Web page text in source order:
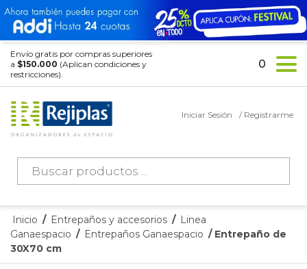
Envío gratis por compras superiores
a $150.000 (Aplican condiciones y
restricciones).
Búsqueda
productos
Iniciar Sesión / Registrarme
0
Inicio / Entrepaños y accesorios / Linea
Ganaespacio / Entrepaños Ganaespacio / Entrepaño de
30X70 cm